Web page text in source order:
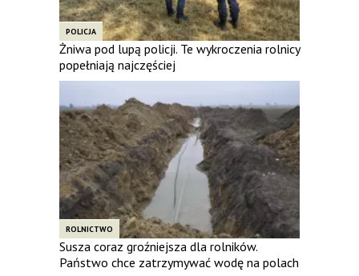
POLICJA
Żniwa pod lupą policji. Te wykroczenia rolnicy
popełniają najczęściej
ROLNICTWO
Susza coraz groźniejsza dla rolników.
Państwo chce zatrzymywać wodę na polach